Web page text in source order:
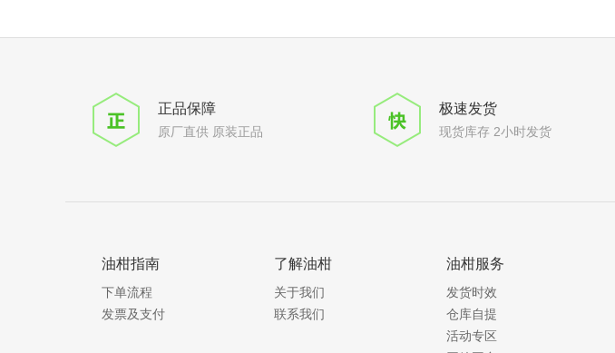
正品保障
原厂直供 原装正品
极速发货
现货库存 2小时发货
油柑指南
下单流程
发票及支付
了解油柑
关于我们
联系我们
油柑服务
发货时效
仓库自提
活动专区